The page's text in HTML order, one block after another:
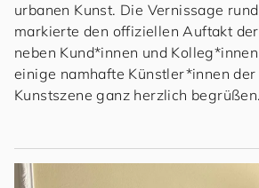
urbanen Kunst. Die Vernissage
markierte den offiziellen Auftakt
neben Kund*innen und
einige namhafte Künstler*innen der
Kunstszene ganz herzlich begrüßen.